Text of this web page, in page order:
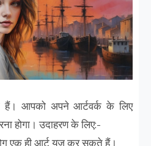
हैं। आपको अपने आर्टवर्क के लिए
होगा। उदाहरण के लिए:-
एक ही आर्ट यूज़ कर सकते हैं।